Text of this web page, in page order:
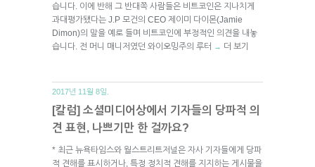
습니다. 이에 반해 그 반대쪽 사람들은 비트코인은 지나치게
과대평가됐다는 J.P 모건의 CEO 제이미 다이몬(Jamie
Dimon)의 말을 예로 들며 비트코인에 부정적인 의견을 내놓
습니다. 전 머니 매니저였던 와이오밍주의 루터 → 더 보기
2017년 11월 8일.
[칼럼] 소셜미디어상에서 기자들의 당파적 의
견 표현, 나쁘기만 한 걸까요?
* 최근 뉴욕타임스와 월스트리트저널은 자사 기자들에게 당파
적 견해를 표시하거나, 특정 정치적 견해를 지지하는 게시물을